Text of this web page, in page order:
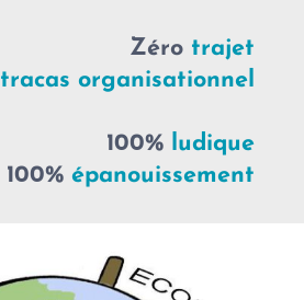
Zéro trajet
tracas organisationnel
100%
ludique
100%épanouissement